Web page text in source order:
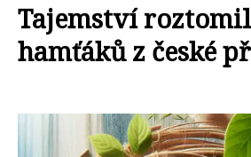
Tajemství
hamťáků z české